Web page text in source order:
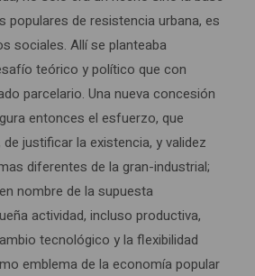
populares de resistencia urbana, es
sociales. Allí se planteaba
teórico y político que con
parcelario. Una nueva concesión
entonces el esfuerzo, que
justificar la existencia, y validez
diferentes de la gran-industrial;
nombre de la supuesta
actividad, incluso productiva,
tecnológico y la flexibilidad
emblema de la economía popular